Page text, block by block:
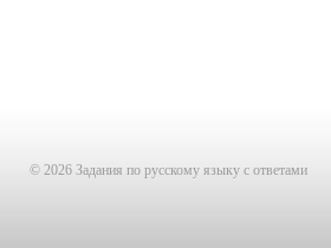
© 2026 Задания по русскому языку с ответами